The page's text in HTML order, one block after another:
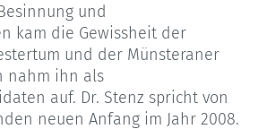
und
kam die Gewissheit der
und der Münsteraner
nahm ihn als
auf. Dr. Stenz spricht von
neuen Anfang im Jahr 2008.